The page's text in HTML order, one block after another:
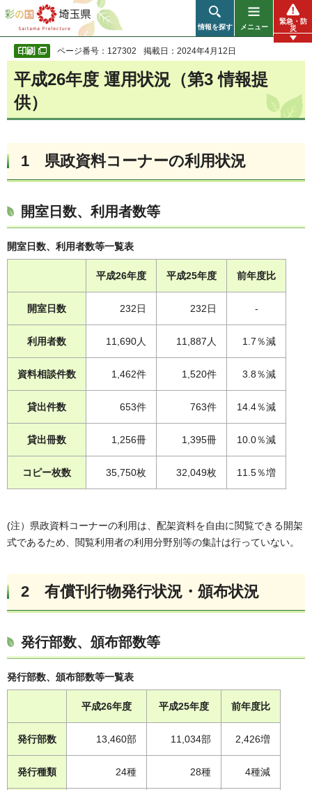
彩の国 埼玉県
情報を探す メニュー
緊急・防
災
ページ番号：127302 掲載日：2024年4月12日
平成26年度 運用状況（第3 情報提
供）
1 県政資料コーナーの利用状況
開室日数、利用者数等
開室日数、利用者数等一覧表
平成26年度 平成25年度 前年度比
開室日数 232日 232日 -
利用者数 11,690人 11,887人 1.7％減
資料相談件数 1,462件 1,520件 3.8％減
貸出件数 653件 763件 14.4％減
貸出冊数 1,256冊 1,395冊 10.0％減
コピー枚数 35,750枚 32,049枚 11.5％増
(注）県政資料コーナーの利用は、配架資料を自由に閲覧できる開架
式であるため、閲覧利用者の利用分野別等の集計は行っていない。
2 有償刊行物発行状況・頒布状況
発行部数、頒布部数等
発行部数、頒布部数等一覧表
平成26年度 平成25年度 前年度比
発行部数 13,460部 11,034部 2,426増
発行種類 24種 28種 4種減